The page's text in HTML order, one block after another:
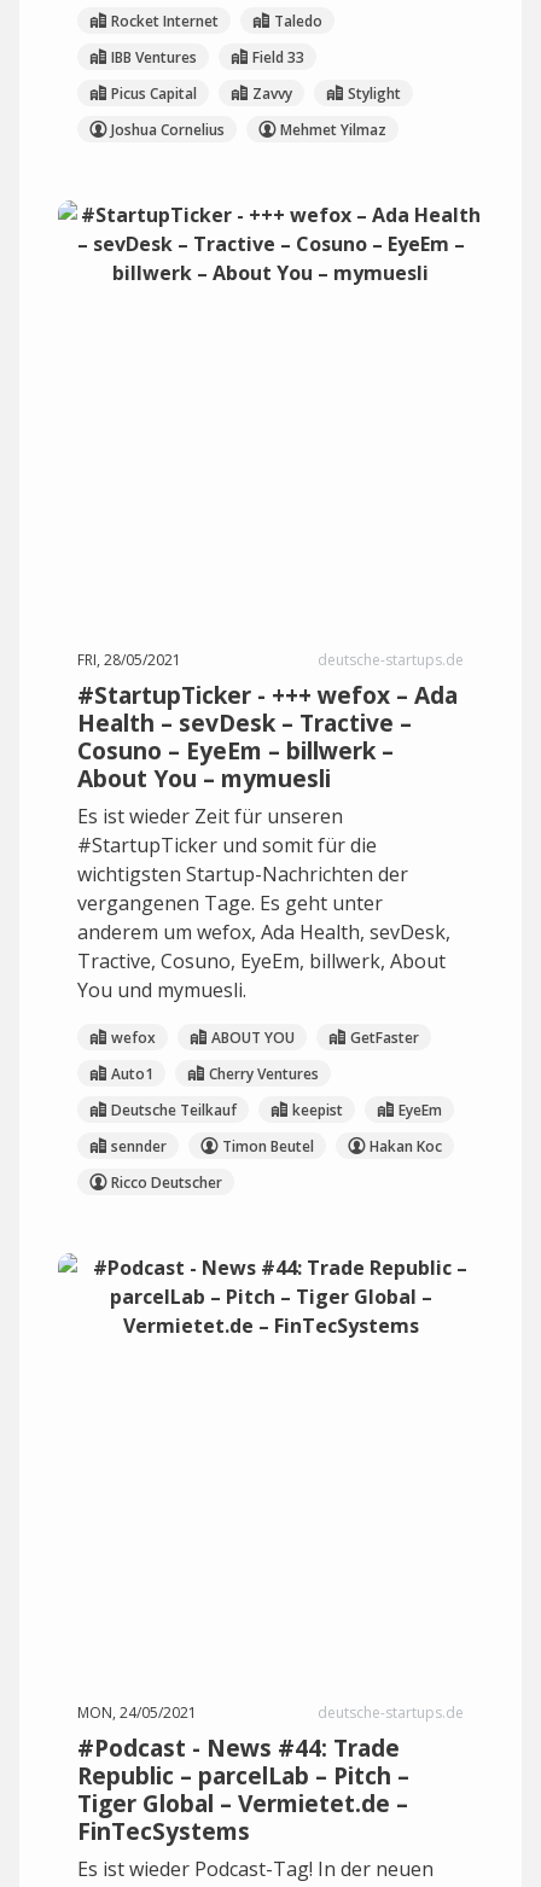
Rocket Internet
Taledo
IBB Ventures
Field 33
Picus Capital
Zavvy
Stylight
Joshua Cornelius
Mehmet Yilmaz
FRI, 28/05/2021 deutsche-startups.de
#StartupTicker - +++ wefox – Ada
Health – sevDesk – Tractive –
Cosuno – EyeEm – billwerk –
About You – mymuesli
Es ist wieder Zeit für unseren
#StartupTicker und somit für die
wichtigsten Startup-Nachrichten der
vergangenen Tage. Es geht unter
anderem um wefox, Ada Health, sevDesk,
Tractive, Cosuno, EyeEm, billwerk, About
You und mymuesli.
wefox ABOUT YOU
GetFaster
Auto1
Cherry Ventures
Deutsche Teilkauf
keepist
EyeEm
sennder
Timon Beutel
Hakan Koc
Ricco Deutscher
MON, 24/05/2021 deutsche-startups.de
#Podcast - News #44: Trade
Republic – parcelLab – Pitch –
Tiger Global – Vermietet.de –
FinTecSystems
Es ist wieder Podcast-Tag! In der neuen